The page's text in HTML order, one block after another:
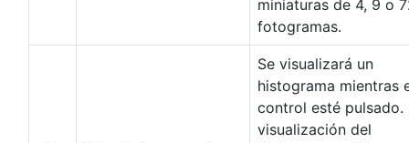
miniaturas de 4, 9 o
fotogramas.
Se visualizará un
histograma mientras
control esté pulsado.
visualización del